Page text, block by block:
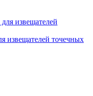
извещателей точечных